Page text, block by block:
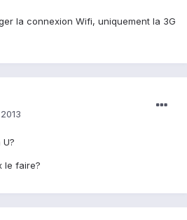
la connexion Wifi, uniquement la 3G
le faire?